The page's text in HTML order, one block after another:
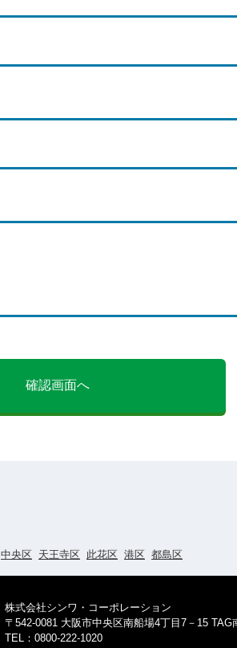
確認画面へ
中央区 天王寺区 此花区 港区 都島区
株式会社シンワ・コーポレーション
〒542-0081 大阪市中央区南船場4丁目7－15 TAG
TEL：0800-222-1020